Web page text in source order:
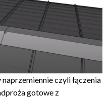
czyli łączenia
gotowe z